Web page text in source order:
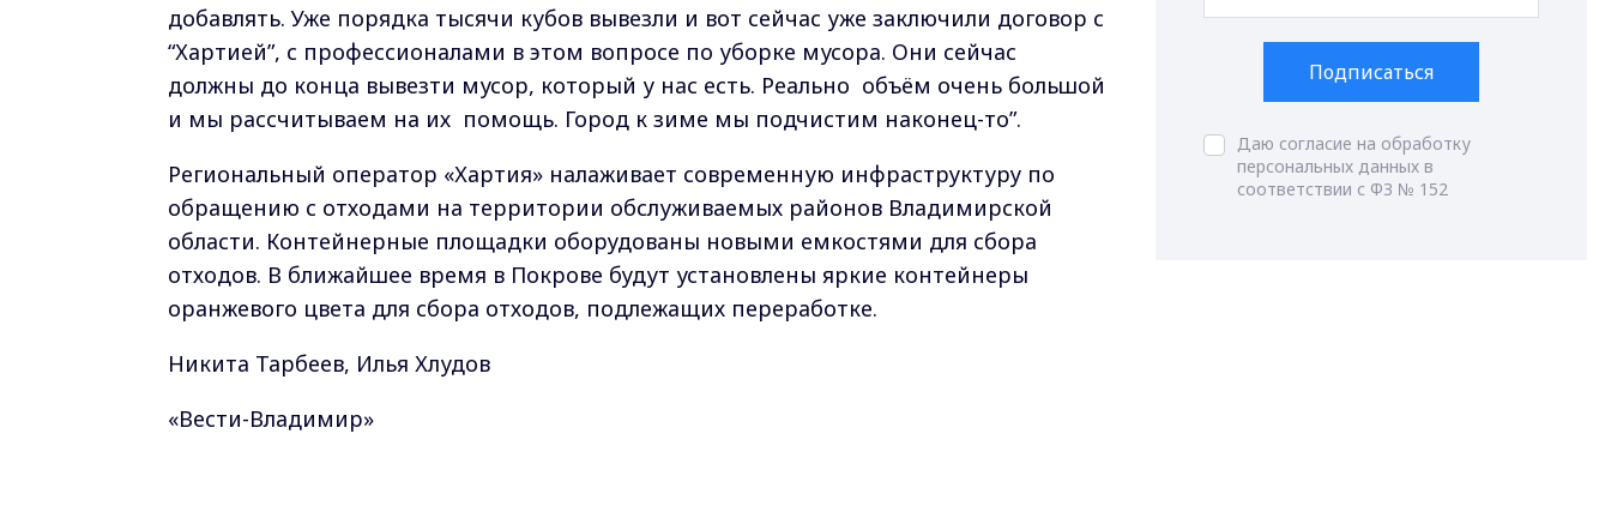
добавлять. Уже порядка тысячи кубов вывезли и вот сейчас уже заключили договор с
“Хартией”, с профессионалами в этом вопросе по уборке мусора. Они сейчас
должны до конца вывезти мусор, который у нас есть. Реально объём очень большой
и мы рассчитываем на их помощь. Город к зиме мы подчистим наконец-то”.
Региональный оператор «Хартия» налаживает современную инфраструктуру по
обращению с отходами на территории обслуживаемых районов Владимирской
области. Контейнерные площадки оборудованы новыми емкостями для сбора
отходов. В ближайшее время в Покрове будут установлены яркие контейнеры
оранжевого цвета для сбора отходов, подлежащих переработке.
Никита Тарбеев, Илья Хлудов
«Вести-Владимир»
Подписаться
Даю согласие на обработку
персональных данных в
соответствии с ФЗ № 152